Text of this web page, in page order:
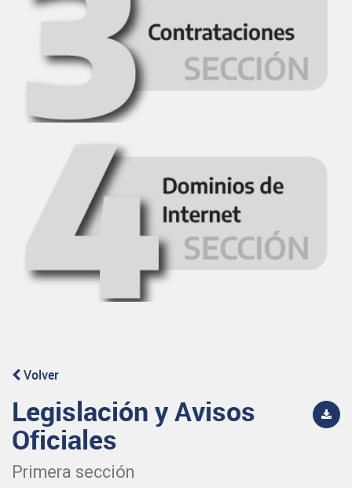
Volver
Legislación y Avisos
Oficiales
Primera sección